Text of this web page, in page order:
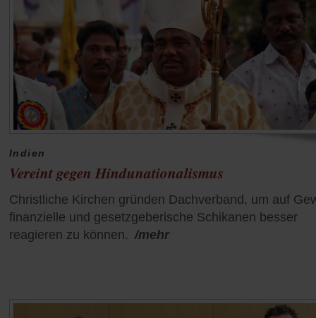
Indien
Vereint gegen Hindunationalismus
Christliche Kirchen gründen Dachverband, um auf
finanzielle und gesetzgeberische Schikanen besser
reagieren zu können. /mehr